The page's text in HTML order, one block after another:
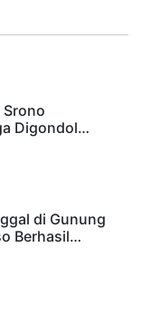
Srono
Digondol…
di Gunung
Berhasil…